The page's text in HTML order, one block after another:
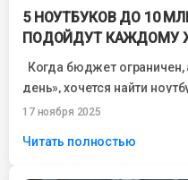
5 НОУТБУКОВ ДО 10
ПОДОЙДУТ КАЖДОМУ
Когда бюджет
день», хочется найти
который не зависает,
17 ноября 2025
Читать полностью